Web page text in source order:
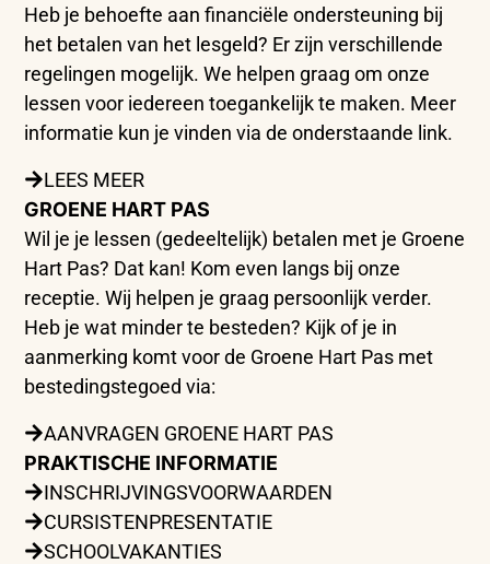
Heb je behoefte aan financiële ondersteuning bij
het betalen van het lesgeld? Er zijn verschillende
regelingen mogelijk. We helpen graag om onze
lessen voor iedereen toegankelijk te maken. Meer
informatie kun je vinden via de onderstaande link.
LEES MEER
GROENE HART PAS
Wil je je lessen (gedeeltelijk) betalen met je Groene
Hart Pas? Dat kan! Kom even langs bij onze
receptie. Wij helpen je graag persoonlijk verder.
Heb je wat minder te besteden? Kijk of je in
aanmerking komt voor de Groene Hart Pas met
bestedingstegoed via:
AANVRAGEN GROENE HART PAS
PRAKTISCHE INFORMATIE
INSCHRIJVINGSVOORWAARDEN
CURSISTENPRESENTATIE
SCHOOLVAKANTIES